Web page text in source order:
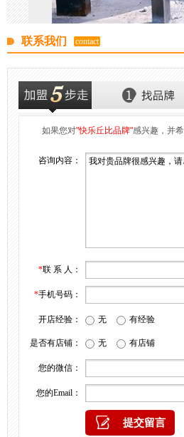
联系我们 contact
如果您对"快乐丘比品牌"感兴趣，并
咨询内容：
*联 系 人：
*手机号码：
开店经验： 无 有经验
是否有店铺： 无 有店铺
您的微信：
您的Email：